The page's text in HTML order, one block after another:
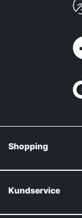
Shopping
Kundservice